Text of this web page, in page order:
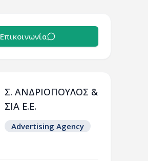
Επικοινωνία
Σ. ΑΝΔΡΙΟΠΟΥΛΟΣ &
ΣΙΑ Ε.Ε.
Advertising Agency